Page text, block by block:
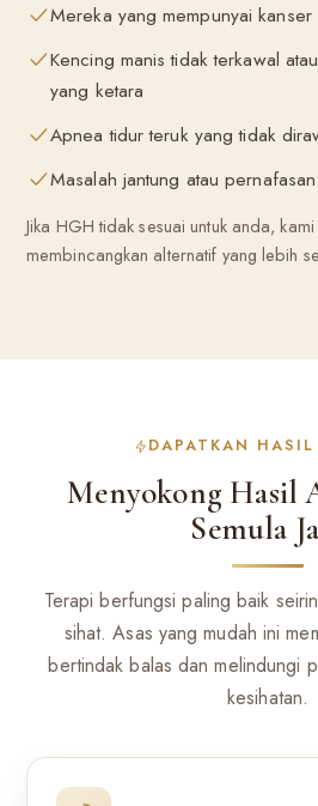
Mereka yang mempunyai
Kencing manis tidak terkawal
yang ketara
Apnea tidur teruk yang tidak
Masalah jantung atau
Jika HGH tidak sesuai untuk anda,
membincangkan alternatif yang lebih
DAPATKAN HASIL
Menyokong Hasil
Semula
Terapi berfungsi paling baik
sihat. Asas yang mudah ini
bertindak balas dan melindungi
kesihatan.